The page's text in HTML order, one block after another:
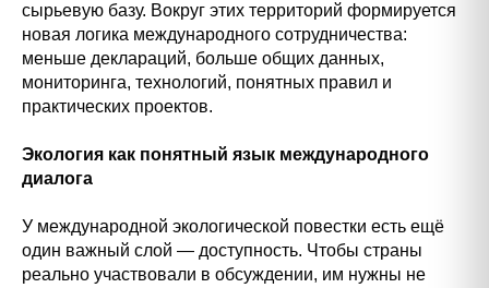
сырьевую базу. Вокруг этих территорий формируется
новая логика международного сотрудничества:
меньше деклараций, больше общих данных,
мониторинга, технологий, понятных правил и
практических проектов.
Экология как понятный язык международного
диалога
У международной экологической повестки есть ещё
один важный слой — доступность. Чтобы страны
реально участвовали в обсуждении, им нужны не